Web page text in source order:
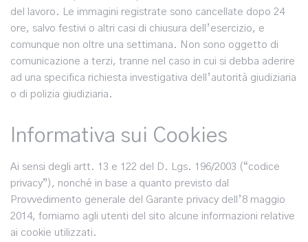
del lavoro. Le immagini registrate sono cancellate dopo 24
ore, salvo festivi o altri casi di chiusura dell’esercizio, e
comunque non oltre una settimana. Non sono oggetto di
comunicazione a terzi, tranne nel caso in cui si debba aderire
ad una specifica richiesta investigativa dell’autorità giudiziaria
o di polizia giudiziaria.
Informativa sui Cookies
Ai sensi degli artt. 13 e 122 del D. Lgs. 196/2003 (“codice
privacy”), nonché in base a quanto previsto dal
Provvedimento generale del Garante privacy dell’8 maggio
2014, forniamo agli utenti del sito alcune informazioni relative
ai cookie utilizzati.